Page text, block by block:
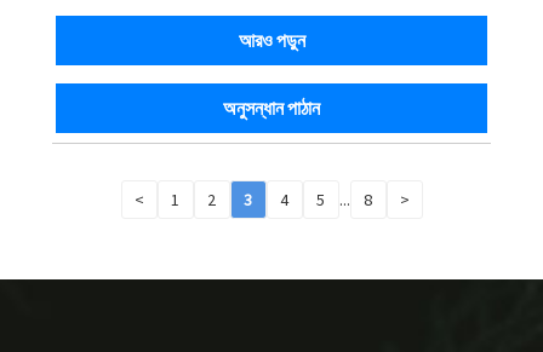
আরও পড়ুন
অনুসন্ধান পাঠান
< 1 2 3 4 5 ... 8 >